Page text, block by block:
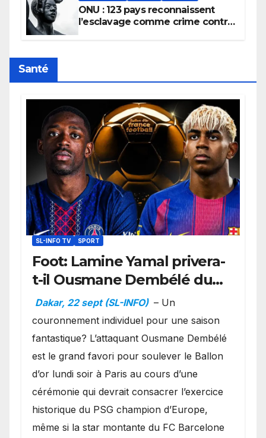
ONU : 123 pays reconnaissent
l’esclavage comme crime contre
Santé
SL-INFO TV SPORT
Foot: Lamine Yamal privera-
t-il Ousmane Dembélé du
Ballon d’or ?
Dakar, 22 sept (SL-INFO) – Un
couronnement individuel pour une saison
fantastique? L’attaquant Ousmane Dembélé
est le grand favori pour soulever le Ballon
d’or lundi soir à Paris au cours d’une
cérémonie qui devrait consacrer l’exercice
historique du PSG champion d’Europe,
même si la star montante du FC Barcelone